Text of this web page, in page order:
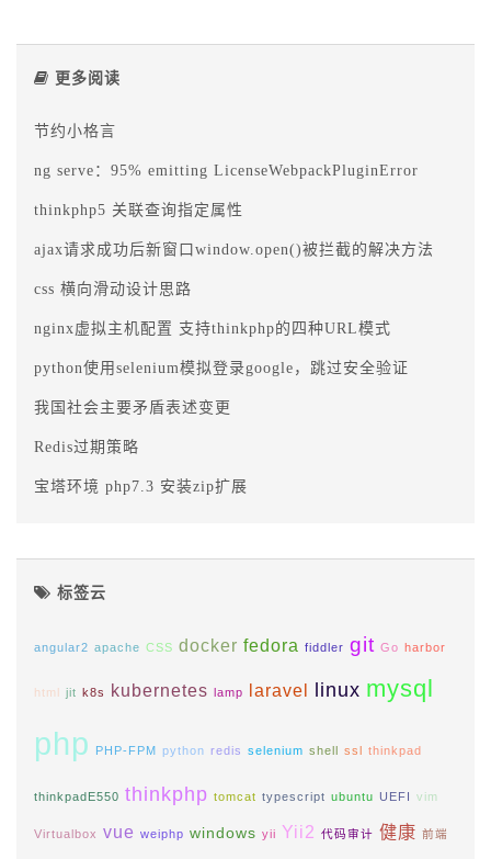
更多阅读
节约小格言
ng serve：95% emitting LicenseWebpackPluginError
thinkphp5 关联查询指定属性
ajax请求成功后新窗口window.open()被拦截的解决方法
css 横向滑动设计思路
nginx虚拟主机配置 支持thinkphp的四种URL模式
python使用selenium模拟登录google，跳过安全验证
我国社会主要矛盾表述变更
Redis过期策略
宝塔环境 php7.3 安装zip扩展
标签云
angular2 apache CSS docker fedora fiddler git Go harbor
html jit k8s kubernetes lamp laravel linux mysql
php PHP-FPM python redis selenium shell ssl thinkpad
thinkpadE550 thinkphp tomcat typescript ubuntu UEFI vim
Virtualbox vue weiphp windows yii Yii2 代码审计 健康 前端